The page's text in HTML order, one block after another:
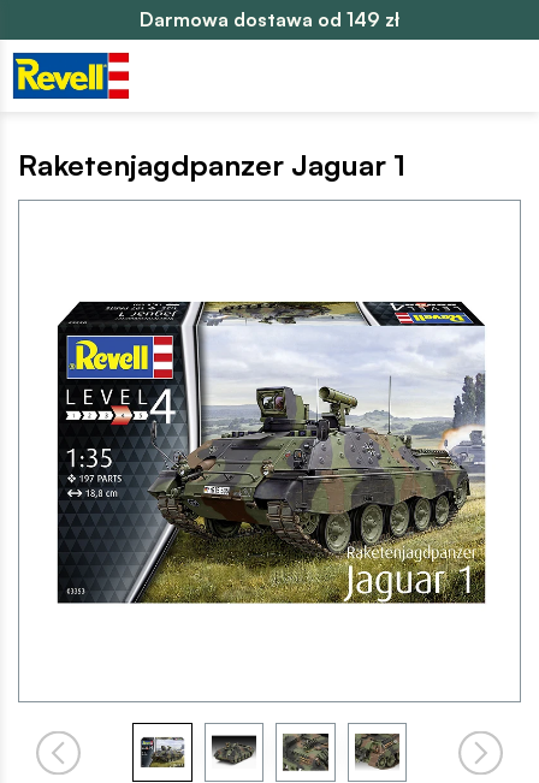
Darmowa dostawa od 149 zł
Raketenjagdpanzer Jaguar 1